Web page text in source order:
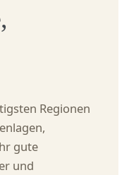
Regionen
gute
und